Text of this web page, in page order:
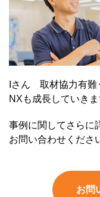
Iさん 取材協力有難
NXも成長していき
事例に関してさらに
お問い合わせくださ
お問